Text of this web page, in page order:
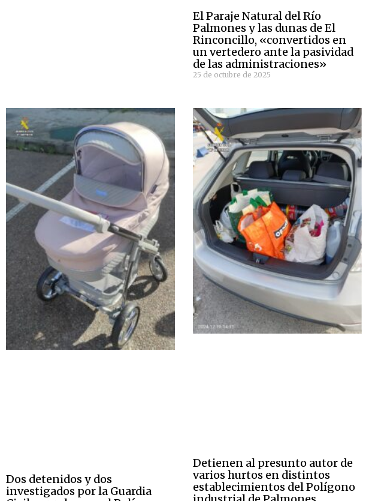
El Paraje Natural del Río
Palmones y las dunas de El
Rinconcillo, «convertidos en
un vertedero ante la pasividad
de las administraciones»
25 de octubre de 2025
Dos detenidos y dos
investigados por la Guardia
Detienen al presunto autor de
varios hurtos en distintos
establecimientos del Polígono